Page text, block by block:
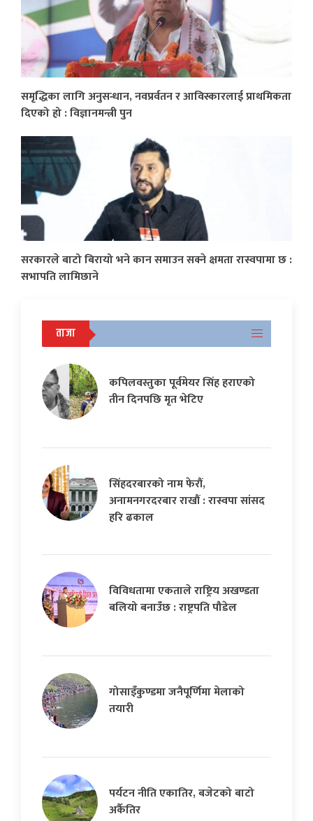
समृद्धिका लागि अनुसन्धान, नवप्रर्वतन र आविस्कारलाई प्राथमिकता
दिएको हो : विज्ञानमन्त्री पुन
सरकारले बाटो बिरायो भने कान समाउन सक्ने क्षमता रास्वपामा छ :
सभापति लामिछाने
ताजा
कपिलवस्तुका पूर्वमेयर सिंह हराएको
तीन दिनपछि मृत भेटिए
सिंहदरबारको नाम फेरौं,
अनामनगरदरबार राखौं : रास्वपा सांसद
हरि ढकाल
विविधतामा एकताले राष्ट्रिय अखण्डता
बलियो बनाउँछ : राष्ट्रपति पौडेल
गोसाइँकुण्डमा जनैपूर्णिमा मेलाको
तयारी
पर्यटन नीति एकातिर, बजेटको बाटो
अर्कैतिर